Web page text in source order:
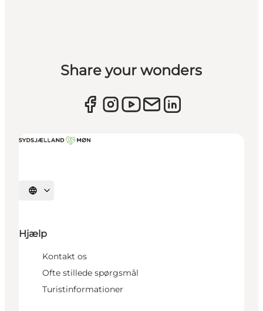
Share your wonders
Vælg sprog
Hjælp
Kontakt os
Ofte stillede spørgsmål
Turistinformationer